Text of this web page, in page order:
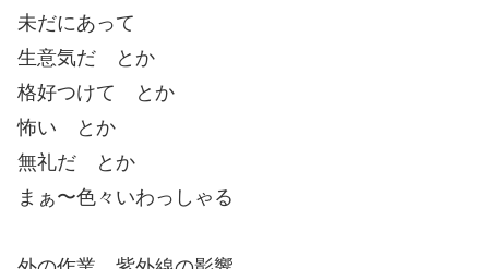
未だにあって
生意気だ とか
格好つけて とか
怖い とか
無礼だ とか
まぁ〜色々いわっしゃる